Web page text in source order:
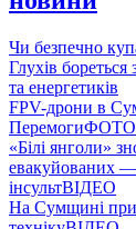
Чи безпечно
Глухів бореться
та енергетиків
FPV-дрони в
ПеремогиФОТО
«Білі янголи»
евакуйованих —
інсультВІДЕО
На Сумщині